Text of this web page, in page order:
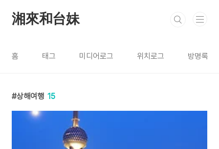
湘來和台妹
홈 태그 미디어로그 위치로그 방명록
상해여행 15